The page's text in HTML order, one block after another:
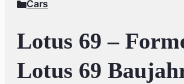
Cars
Lotus 69 –
Lotus 69